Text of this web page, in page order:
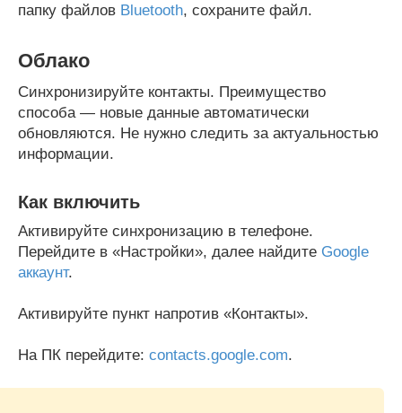
папку файлов Bluetooth, сохраните файл.
Облако
Синхронизируйте контакты. Преимущество
способа — новые данные автоматически
обновляются. Не нужно следить за актуальностью
информации.
Как включить
Активируйте синхронизацию в телефоне.
Перейдите в «Настройки», далее найдите Google
аккаунт.
Активируйте пункт напротив «Контакты».
На ПК перейдите: contacts.google.com.